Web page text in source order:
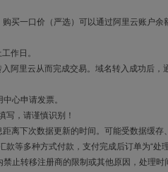
买一口价（严选）可以通过阿里云账户余
作日。
阿里云从而完成交易。域名转入成功后，
心申请发票。
写，请谨慎识别！
离下次数据更新的时间。可能受数据缓存
等多种方式付款，支付完成后订单为“处
止转移注册商的限制或其他原因，处理